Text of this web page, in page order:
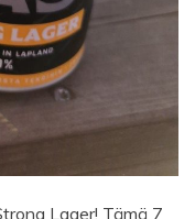
Lager! Tämä 7